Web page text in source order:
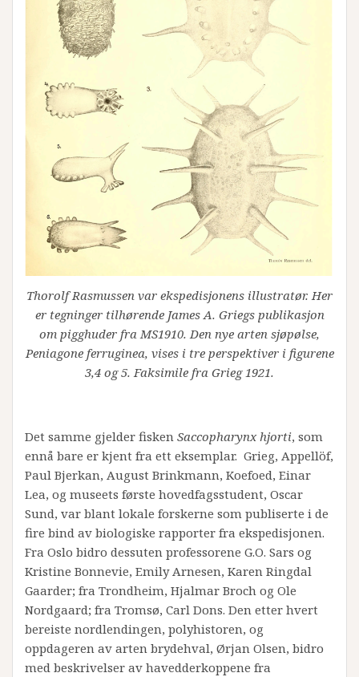
Thorolf Rasmussen var ekspedisjonens illustratør. Her
er tegninger tilhørende James A. Griegs publikasjon
om pigghuder fra MS1910. Den nye arten sjøpølse,
Peniagone ferruginea, vises i tre perspektiver i figurene
3,4 og 5. Faksimile fra Grieg 1921.
Det samme gjelder fisken Saccopharynx hjorti, som
ennå bare er kjent fra ett eksemplar. Grieg, Appellöf,
Paul Bjerkan, August Brinkmann, Koefoed, Einar
Lea, og museets første hovedfagsstudent, Oscar
Sund, var blant lokale forskerne som publiserte i de
fire bind av biologiske rapporter fra ekspedisjonen.
Fra Oslo bidro dessuten professorene G.O. Sars og
Kristine Bonnevie, Emily Arnesen, Karen Ringdal
Gaarder; fra Trondheim, Hjalmar Broch og Ole
Nordgaard; fra Tromsø, Carl Dons. Den etter hvert
bereiste nordlendingen, polyhistoren, og
oppdageren av arten brydehval, Ørjan Olsen, bidro
med beskrivelser av havedderkoppene fra